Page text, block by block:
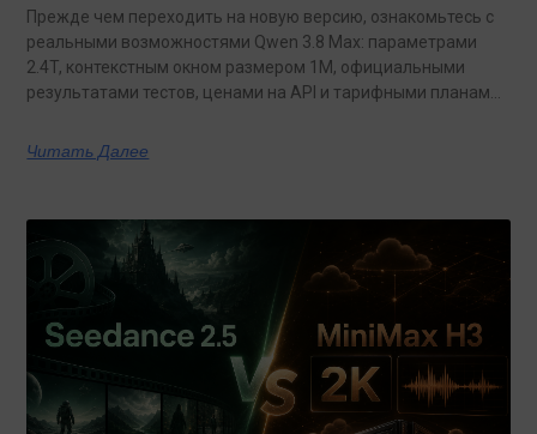
Прежде чем переходить на новую версию, ознакомьтесь с
реальными возможностями Qwen 3.8 Max: параметрами
2.4T, контекстным окном размером 1M, официальными
результатами тестов, ценами на API и тарифными планами
Читать Далее